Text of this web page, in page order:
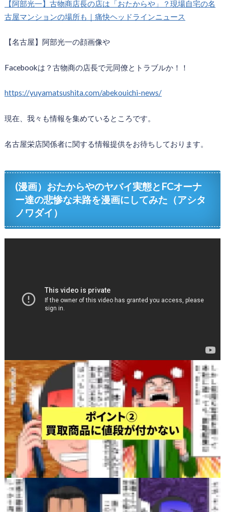
【阿部光一】古物商店長の店は「おたからや」？現場自宅の名
古屋マンションの場所も｜痛快ヘッドラインニュース
【名古屋】阿部光一の顔画像や
Facebookは？古物商の店長で元同僚とトラブルか！！
https://yuyamatsushita.com/abekouichi-news/
現在、我々も情報を集めているところです。
名古屋栄店関係者に関する情報提供をお待ちしております。
(漫画）おたからやのヤバイ実態とFCオーナ
ー達の悲惨な未路を漫画にしてみた（アシタ
ノワダイ）